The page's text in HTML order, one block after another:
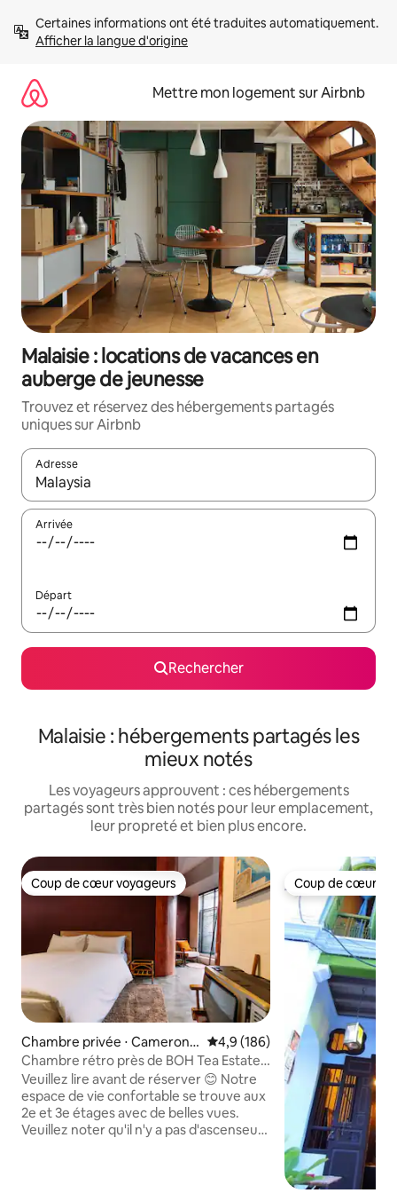
directement
Afficher la langue d'origine
Mettre mon logement sur Airbnb
Malaisie : locations de vacances en
auberge de jeunesse
Trouvez et réservez des hébergements partagés
uniques sur Airbnb
Adresse
Lorsque les résultats s'affichent, utilisez les flèches vers le
Arrivée
Départ
Rechercher
Malaisie : hébergements partagés les
mieux notés
Les voyageurs approuvent : ces hébergements
partagés sont très bien notés pour leur emplacement,
leur propreté et bien plus encore.
Coup de cœur voyageurs
Coup de cœur voyageurs
Chambre privée ⋅ Cameron
Highlands
Évaluation moyenne sur la
4,9 (186)
Chambre rétro près de BOH Tea Estate -
Strictement pas d'enfants
Veuillez lire avant de réserver 😊 Notre
espace de vie confortable se trouve aux
2e et 3e étages avec de belles vues.
Veuillez noter qu'il n'y a pas d'ascenseur,
Coup de cœur
Coup de cœur